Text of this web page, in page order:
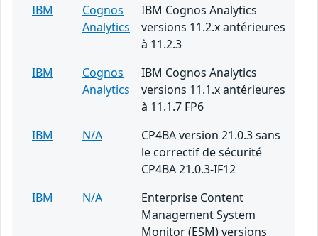
IBM
Cognos
Analytics
IBM Cognos Analytics
versions 11.2.x antérieures
à 11.2.3
IBM
Cognos
Analytics
IBM Cognos Analytics
versions 11.1.x antérieures
à 11.1.7 FP6
IBM
N/A
CP4BA version 21.0.3 sans
le correctif de sécurité
CP4BA 21.0.3-IF12
IBM
N/A
Enterprise Content
Management System
Monitor (ESM) versions